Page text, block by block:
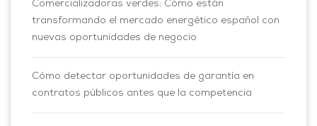
Comercializadoras verdes: Cómo están
transformando el mercado energético español con
nuevas oportunidades de negocio
Cómo detectar oportunidades de garantía en
contratos públicos antes que la competencia